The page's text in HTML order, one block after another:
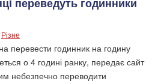
переведуть годинники
Різне
перевести годинник на годину
о 4 годині ранку, передає сайт
небезпечно переводити